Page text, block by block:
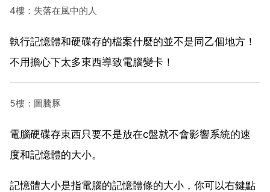
4樓：失落在風中的人
執行記憶體和硬碟存的檔案什麼的並不是同乙個地方！
不用擔心下太多東西導致電腦變卡！
5樓：圖騰豚
電腦硬碟存東西只要不是放在c盤就不會影響系統的速
度和記憶體的大小。
記憶體大小是指電腦的記憶體條的大小，你可以右鍵點